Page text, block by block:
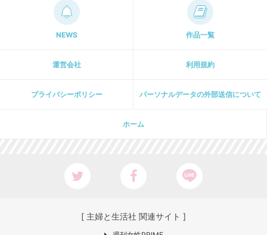
NEWS 作品一覧
運営会社 利用規約
プライパシーポリシー パーソナルデータの外部送信について
ホーム
[ 主婦と生活社 関連サイト ]